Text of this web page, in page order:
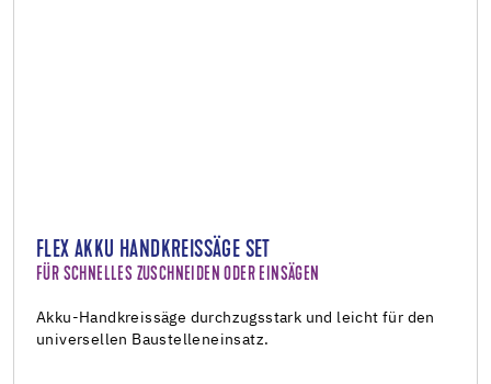
FLEX AKKU HANDKREISSÄGE SET
FÜR SCHNELLES ZUSCHNEIDEN ODER EINSÄGEN
Akku-Handkreissäge durchzugsstark und leicht für den
universellen Baustelleneinsatz.